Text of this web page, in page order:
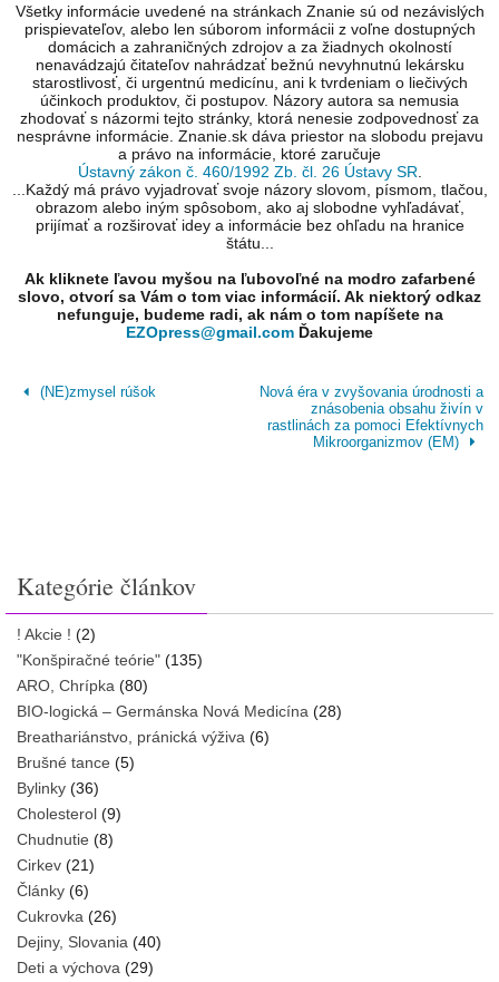
Všetky informácie uvedené na stránkach Znanie sú od nezávislých
prispievateľov, alebo len súborom informácii z voľne dostupných
domácich a zahraničných zdrojov a za žiadnych okolností
nenavádzajú čitateľov nahrádzať bežnú nevyhnutnú lekársku
starostlivosť, či urgentnú medicínu, ani k tvrdeniam o liečivých
účinkoch produktov, či postupov. Názory autora sa nemusia
zhodovať s názormi tejto stránky, ktorá nenesie zodpovednosť za
nesprávne informácie. Znanie.sk dáva priestor na slobodu prejavu
a právo na informácie, ktoré zaručuje
Ústavný zákon č. 460/1992 Zb. čl. 26 Ústavy SR
...Každý má právo vyjadrovať svoje názory slovom, písmom, tlačou,
obrazom alebo iným spôsobom, ako aj slobodne vyhľadávať,
prijímať a rozširovať idey a informácie bez ohľadu na hranice
štátu...
Ak kliknete ľavou myšou na ľubovoľné na modro zafarbené
slovo, otvorí sa Vám o tom viac informácií. Ak niektorý odkaz
nefunguje, budeme radi, ak nám o tom napíšete na
EZOpress@gmail.com Ďakujeme
(NE)zmysel rúšok
Nová éra v zvyšovania úrodnosti a
znásobenia obsahu živín v
rastlinách za pomoci Efektívnych
Mikroorganizmov (EM)
Kategórie článkov
! Akcie ! (2)
"Konšpiračné teórie" (135)
ARO, Chrípka (80)
BIO-logická – Germánska Nová Medicína (28)
Breathariánstvo, pránická výživa (6)
Brušné tance (5)
Bylinky (36)
Cholesterol (9)
Chudnutie (8)
Cirkev (21)
Články (6)
Cukrovka (26)
Dejiny, Slovania (40)
Deti a výchova (29)